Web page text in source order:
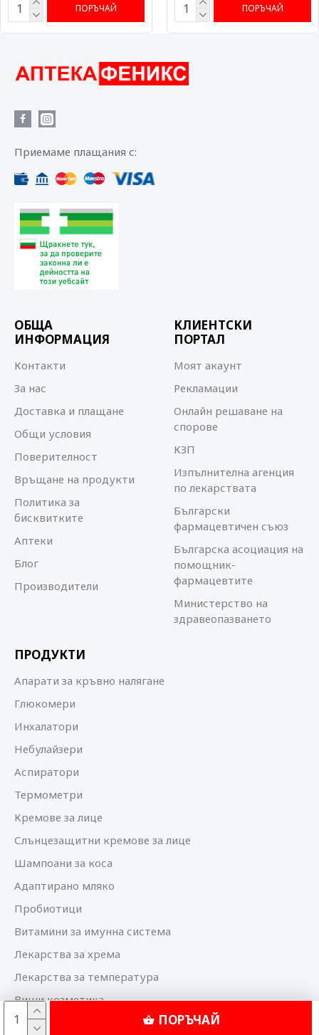
ПОРЪЧАЙ
ПОРЪЧАЙ ПОРЪЧАЙ
Приемаме плащания с:
ОБЩА
ИНФОРМАЦИЯ
Контакти
За нас
Доставка и плащане
Общи условия
Поверителност
Връщане на продукти
Политика за
бисквитките
Аптеки
Блог
Производители
КЛИЕНТСКИ
ПОРТАЛ
Моят акаунт
Рекламации
Онлайн решаване на
спорове
КЗП
Изпълнителна агенция
по лекарствата
Български
фармацевтичен съюз
Българска асоциация на
помощник-
фармацевтите
Министерство на
здравеопазването
ПРОДУКТИ
Апарати за кръвно налягане
Глюкомери
Инхалатори
Небулайзери
Аспиратори
Термометри
Кремове за лице
Слънцезащитни кремове за лице
Шампоани за коса
Адаптирано мляко
Пробиотици
Витамини за имунна система
Лекарства за хрема
Лекарства за температура
Виши козметика
Bioderma козметика